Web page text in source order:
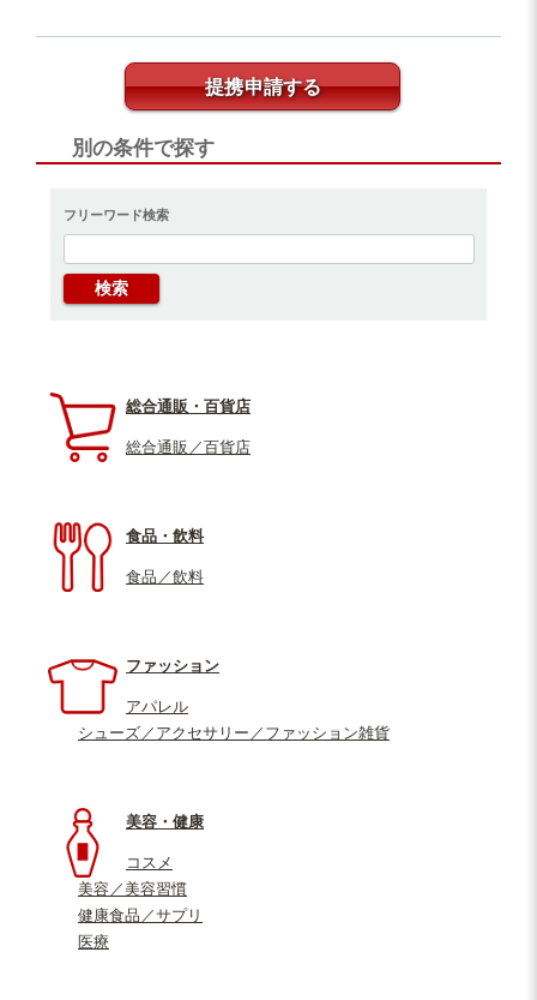
提携申請する
別の条件で探す
フリーワード検索
総合通販・百貨店
総合通販／百貨店
食品・飲料
食品／飲料
ファッション
アパレル
シューズ／アクセサリー／ファッション雑貨
美容・健康
コスメ
美容／美容習慣
健康食品／サプリ
医療